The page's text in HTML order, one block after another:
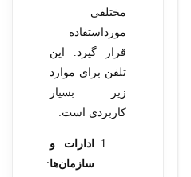
مختلفی
مورداستفاده
قرار گیرد. این
تلفن برای موارد
زیر بسیار
کاربردی است:
ادارات و
سازمان‌ها: